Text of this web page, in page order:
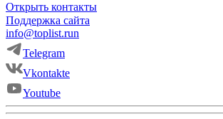
Открыть контакты
Поддержка сайта
info@toplist.run
Telegram
Vkontakte
Youtube